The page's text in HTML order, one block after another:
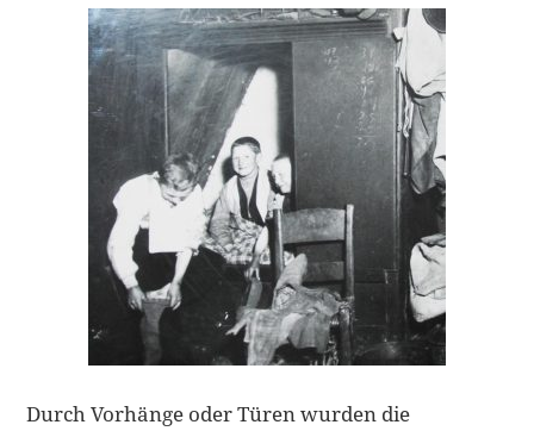
Durch Vorhänge oder Türen wurden die